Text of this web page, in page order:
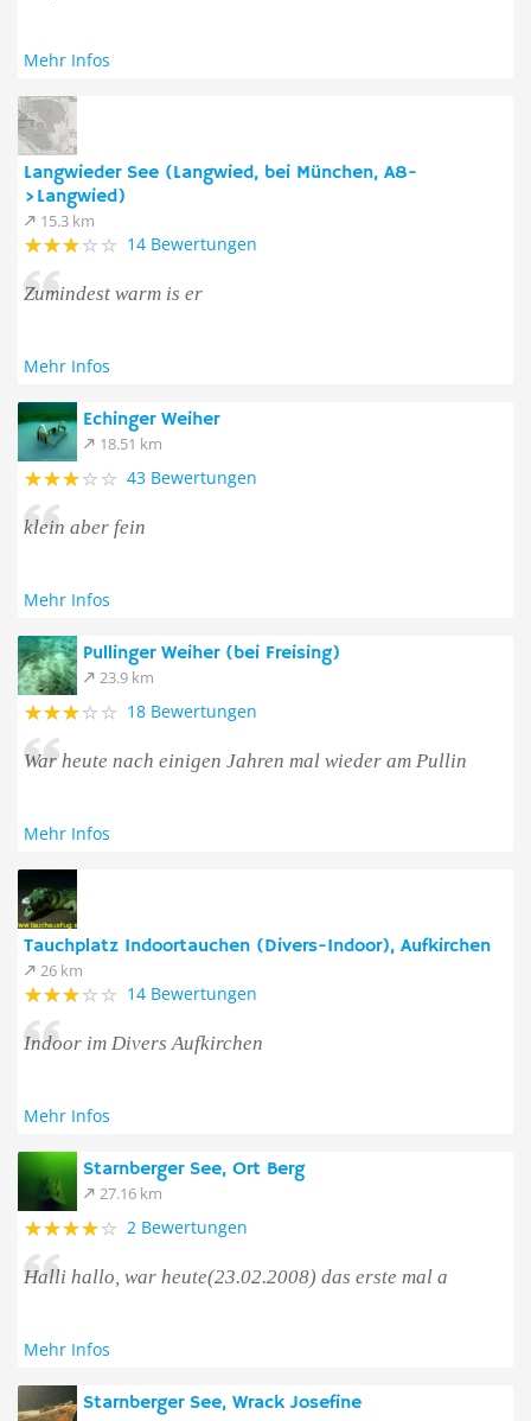
Mehr Infos
Langwieder See (Langwied, bei München, A8-
>Langwied)
15.3 km
14 Bewertungen
Zumindest warm is er
Mehr Infos
Echinger Weiher
18.51 km
43 Bewertungen
klein aber fein
Mehr Infos
Pullinger Weiher (bei Freising)
23.9 km
18 Bewertungen
War heute nach einigen Jahren mal wieder am Pullin
Mehr Infos
Tauchplatz Indoortauchen (Divers-Indoor), Aufkirchen
26 km
14 Bewertungen
Indoor im Divers Aufkirchen
Mehr Infos
Starnberger See, Ort Berg
27.16 km
2 Bewertungen
Halli hallo, war heute(23.02.2008) das erste mal a
Mehr Infos
Starnberger See, Wrack Josefine